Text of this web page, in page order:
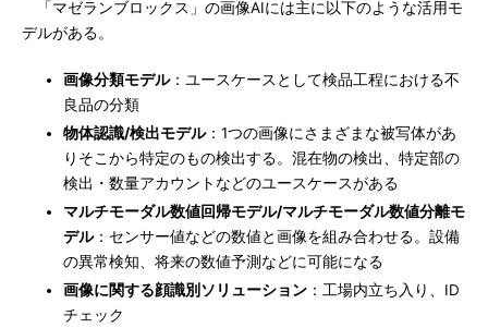
「マゼランブロックス」の画像AIには主に以下のような活用モ
デルがある。
画像分類モデル：ユースケースとして検品工程における不
良品の分類
物体認識/検出モデル：1つの画像にさまざまな被写体があ
りそこから特定のもの検出する。混在物の検出、特定部の
検出・数量アカウントなどのユースケースがある
マルチモーダル数値回帰モデル/マルチモーダル数値分離モ
デル：センサー値などの数値と画像を組み合わせる。設備
の異常検知、将来の数値予測などに可能になる
画像に関する顔識別ソリューション ：工場内立ち入り、ID
チェック